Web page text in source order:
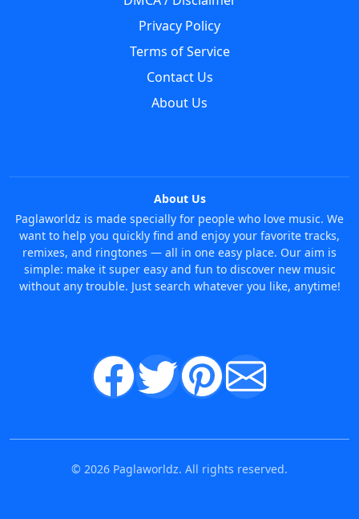
Privacy Policy
Terms of Service
Contact Us
About Us
About Us
Paglaworldz is made specially for people who love music. We
want to help you quickly find and enjoy your favorite tracks,
remixes, and ringtones — all in one easy place. Our aim is
simple: make it super easy and fun to discover new music
without any trouble. Just search whatever you like, anytime!
© 2026 Paglaworldz. All rights reserved.